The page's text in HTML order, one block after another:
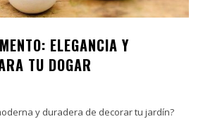
ELEGANCIA Y
TU DOGAR
y duradera de decorar tu jardín?